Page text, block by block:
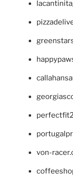
von-